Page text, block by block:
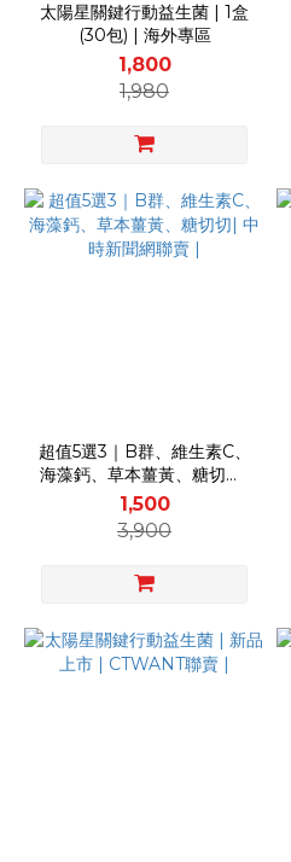
太陽星關鍵行動益生菌 | 1盒
(30包) | 海外專區
1,800
1,980
超值5選3｜B群、維生素C、
海藻鈣、草本薑黃、糖切切|
中時新聞網聯賣 |
1,500
3,900